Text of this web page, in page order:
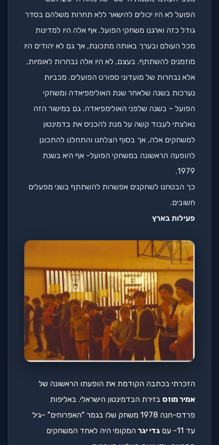
הפועל לא היו יכולים להישאר ללא תחרות משלהם בסדר
גודל כזה וארגנו משחקי הפועל. אף אלה היו למדינות
מכל העולם ובערך באותה מתכונת, אך גם לא יהודים היו
מוזמנים להשתתף. בעצם, לא היו אלה נבחרות לאומיות,
אלא נבחרות של מועדוני ספורט הפועלים. מכביות
נערכות בשנה שלאחר שנת האולימפיאדה ומשחקי
הפועל – בשנה שלפני האולימפיאדה. גם במישור הזה
נאלצתי לעבוד קשה על מנת להכניס את בדמינטון
למשחקים אלה, אך בסוף הצלחנו והתחלנו להתכונן
להופעה הראשונה במשחקי הפועל- אף היא בשנת
1979.
כך הבטחנו לשחקנים אפשרות להשתתף בשני מפעלים
חשובים.
פעילות בארץ
הזכרתי בכתבה הקודמת את הופעתו הראשונה של
אמיר מוזס בזירת הבדמינטון הישראלי. באליפות
פרדס-חנה 1978 משחק שלו בגמר "האפרוחים" –גיל
עד 11- עם
גדי יגר המקומי היה לאחד המשחקים